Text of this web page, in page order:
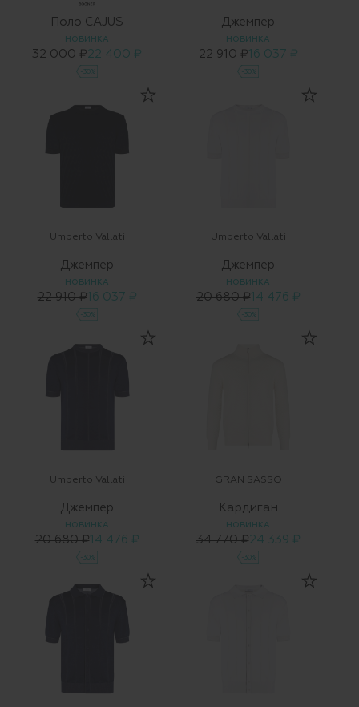
Поло CAJUS
НОВИНКА
32 000 ₽22 400 ₽
-30%
Джемпер
НОВИНКА
22 910 ₽16 037 ₽
-30%
Umberto Vallati
Джемпер
НОВИНКА
22 910 ₽16 037 ₽
-30%
Umberto Vallati
Джемпер
НОВИНКА
20 680 ₽14 476 ₽
-30%
Umberto Vallati
Джемпер
НОВИНКА
20 680 ₽14 476 ₽
-30%
GRAN SASSO
Кардиган
НОВИНКА
34 770 ₽24 339 ₽
-30%